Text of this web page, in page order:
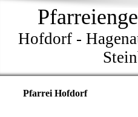
Hofdorf -
Pfarrei Hofdorf